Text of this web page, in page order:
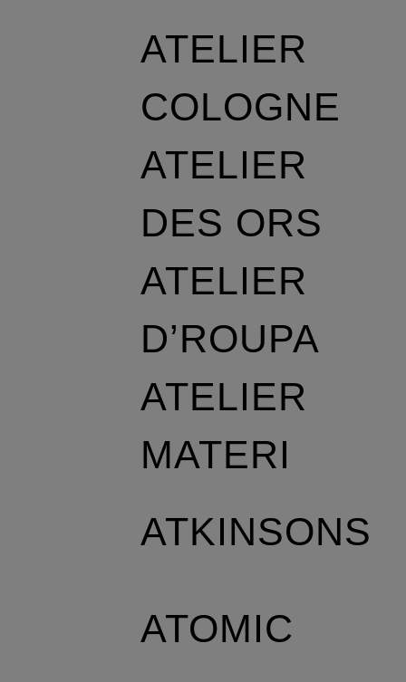
ATELIER
COLOGNE
ATELIER
DES ORS
ATELIER
D’ROUPA
ATELIER
MATERI
ATKINSONS
ATOMIC